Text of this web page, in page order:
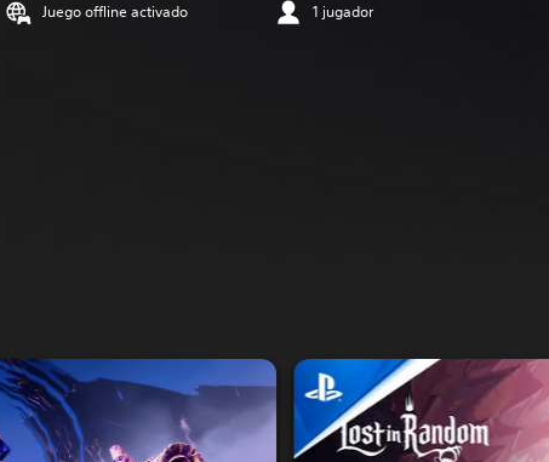
Juego offline activado 1 jugador